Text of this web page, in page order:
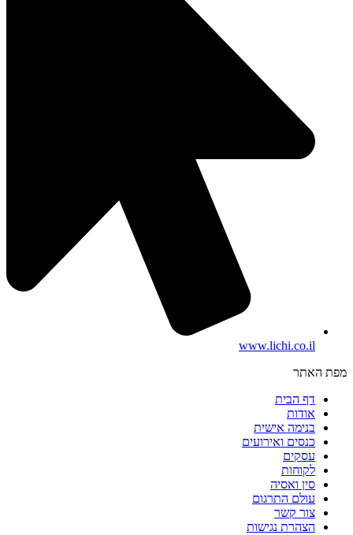
www.lichi.co.il
מפת האתר
דף הבית
אודות
בנימה אישית
כנסים ואירועים
עסקים
לקוחות
סין ואסיה
עולם התרגום
צור קשר
הצהרת נגישות